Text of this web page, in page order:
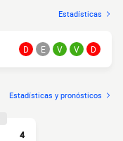
Estadísticas
D E V V D
Estadísticas y pronósticos
4